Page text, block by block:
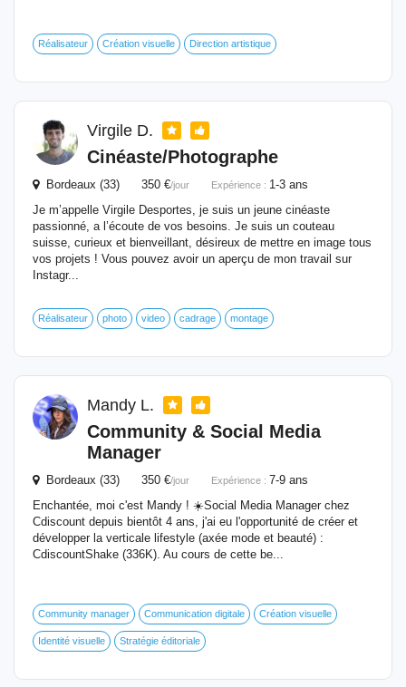
Réalisateur Création visuelle Direction artistique
Virgile D.
Cinéaste/Photographe
Bordeaux (33) 350 €/jour Expérience : 1-3 ans
Je m’appelle Virgile Desportes, je suis un jeune cinéaste
passionné, a l’écoute de vos besoins. Je suis un couteau
suisse, curieux et bienveillant, désireux de mettre en image tous
vos projets ! Vous pouvez avoir un aperçu de mon travail sur
Instagr...
Réalisateur photo video cadrage montage
Mandy L.
Community & Social Media
Manager
Bordeaux (33) 350 €/jour Expérience : 7-9 ans
Enchantée, moi c'est Mandy ! ☀️​ Social Media Manager chez
Cdiscount depuis bientôt 4 ans, j'ai eu l'opportunité de créer et
développer la verticale lifestyle (axée mode et beauté) :
CdiscountShake (336K). Au cours de cette be...
Community manager Communication digitale Création visuelle
Identité visuelle Stratégie éditoriale